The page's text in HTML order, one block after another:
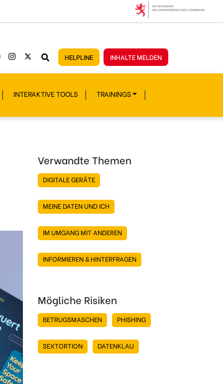
HELPLINE INHALTE MELDEN
INTERAKTIVE TOOLS TRAININGS
Verwandte Themen
DIGITALE GERÄTE
MEINE DATEN UND ICH
IM UMGANG MIT ANDEREN
INFORMIEREN & HINTERFRAGEN
Mögliche Risiken
BETRUGSMASCHEN PHISHING
SEXTORTION DATENKLAU